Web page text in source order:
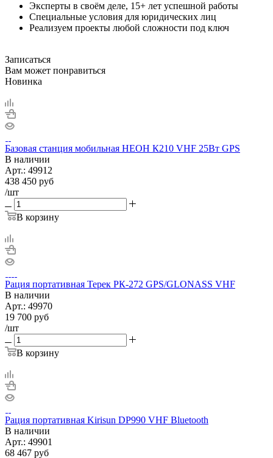
Эксперты в своём деле, 15+ лет успешной работы
Специальные условия для юридических лиц
Реализуем проекты любой сложности под ключ
Записаться
Вам может понравиться
Новинка
Базовая станция мобильная НЕОН К210 VHF 25Вт GPS
В наличии
Арт.: 49912
438 450 руб
/шт
В корзину
Рация портативная Терек РК-272 GPS/GLONASS VHF
В наличии
Арт.: 49970
19 700 руб
/шт
В корзину
Рация портативная Kirisun DP990 VHF Bluetooth
В наличии
Арт.: 49901
68 467 руб